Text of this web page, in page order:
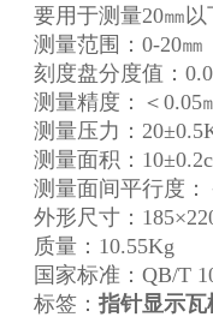
要用于测量20㎜
测量范围：0-20㎜
刻度盘分度值：
测量精度：＜0.05
测量压力：
测量面积：
测量面间平行度：
外形尺寸：
质量：10.55Kg
国家标准：QB/T
标签： 指针显示